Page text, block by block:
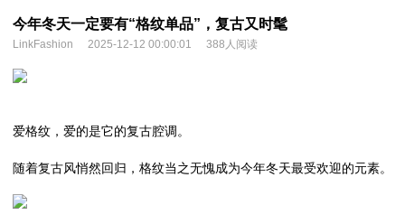
今年冬天一定要有“格纹单品”，复古又时髦
LinkFashion 2025-12-12 00:00:01 388人阅读
爱格纹，爱的是它的复古腔调。
随着复古风悄然回归，格纹当之无愧成为今年冬天最受欢迎的元素。